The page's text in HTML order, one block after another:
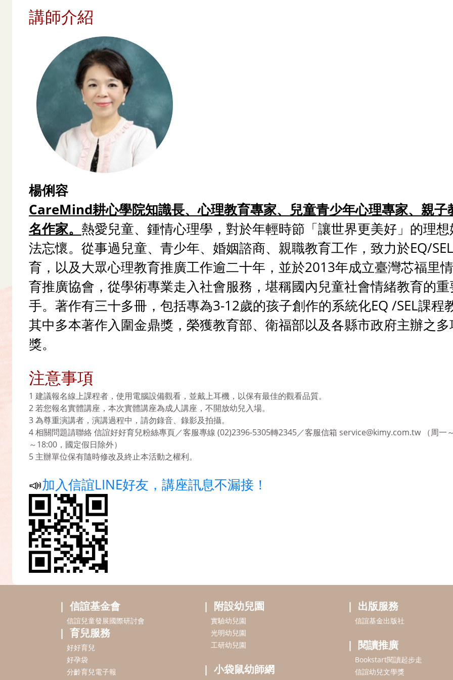
講師介紹
楊俐容
CareMind耕心學院知識長、心理教育專家、兒童青少年心理專家、親子
名作家。 熱愛兒童、鍾情心理學，對於年輕時節「讓世界更美好」的理
法忘懷。從事過兒童、青少年、婚姻諮商、親職教育工作，致力於EQ/
育，以及大眾心理教育推廣工作逾二十年，並於2013年成立臺灣芯福里
育推廣協會，從學術專業走入社會服務，堪稱國內兒童社會情緒教育的
手。著作有三十多冊，包括專為3-12歲的孩子創作的系統化EQ /SEL課程
其中多本著作入圍金鼎獎，榮獲教育部、衛福部以及各縣市政府主辦之
獎。
注意事項
1 建議報名線上課程者，使用電腦設備觀看，並戴上耳機，以保有最佳的觀看品質。
2 若您報名實體講座，本次實體講座為成人講座，不開放幼兒入場。
3 為尊重演講者，演講過程中，請勿錄音、錄影及拍攝。
4 相關問題請聯絡 信誼好好育兒粉絲專頁／客服專線 (02)2396-5305轉2345／客服信箱 service@kimy.com.tw （周一
～18:00，國定假日除外）
5 主辦單位保有隨時修改及終止本活動之權利。
📣加入信誼LINE好友，講座訊息不漏接！
信誼基金會
信誼兒童發展國際研討會
育兒服務
好好育兒
好孕袋
分齡育兒電子報
附設幼兒園
實驗幼兒園
光明幼兒園
工研幼兒園
小袋鼠幼師網
出版服務
信誼基金出版社
閱讀推廣
Bookstart閱讀起步走
信誼幼兒文學獎